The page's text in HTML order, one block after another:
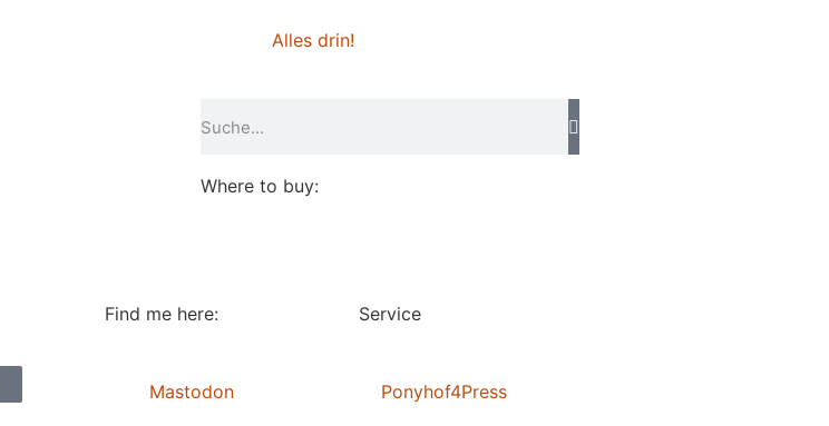
Alles drin!
Where to buy:
Find me here:
Mastodon
Service
Ponyhof4Press